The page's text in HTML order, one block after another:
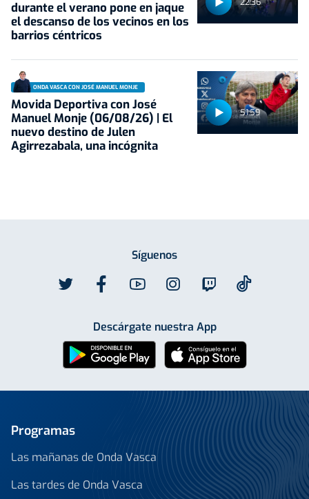
durante el verano pone en jaque
el descanso de los vecinos en los
barrios céntricos
51:59
ONDA VASCA CON JOSÉ MANUEL MONJE
Movida Deportiva con José
Manuel Monje (06/08/26) | El
nuevo destino de Julen
Agirrezabala, una incógnita
Síguenos
Descárgate nuestra App
Programas
Las mañanas de Onda Vasca
Las tardes de Onda Vasca